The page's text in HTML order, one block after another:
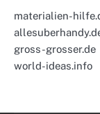
materialien-
gross-grosser.de
world-ideas.info